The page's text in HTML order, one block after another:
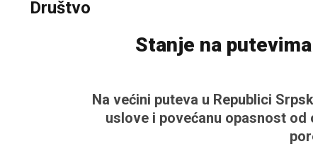
Društvo
Stanje na
Na većini puteva u Republici
uslove i povećanu opasnost